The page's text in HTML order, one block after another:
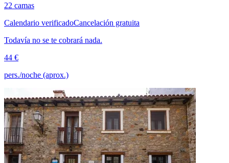
22 camas
Calendario verificadoCancelación gratuita
Todavía no se te cobrará nada.
44 €
pers./noche (aprox.)